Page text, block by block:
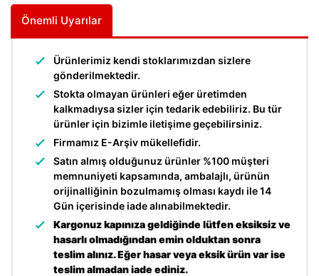
Önemli Uyarılar
Ürünlerimiz kendi stoklarımızdan sizlere
gönderilmektedir.
Stokta olmayan ürünleri eğer üretimden
kalkmadıysa sizler için tedarik edebiliriz. Bu tür
ürünler için bizimle iletişime geçebilirsiniz.
Firmamız E-Arşiv mükellefidir.
Satın almış olduğunuz ürünler %100 müşteri
memnuniyeti kapsamında, ambalajlı, ürünün
orijinalliğinin bozulmamış olması kaydı ile 14
Gün içerisinde iade alınabilmektedir.
Kargonuz kapınıza geldiğinde lütfen eksiksiz ve
hasarlı olmadığından emin olduktan sonra
teslim alınız. Eğer hasar veya eksik ürün var ise
teslim almadan iade ediniz.